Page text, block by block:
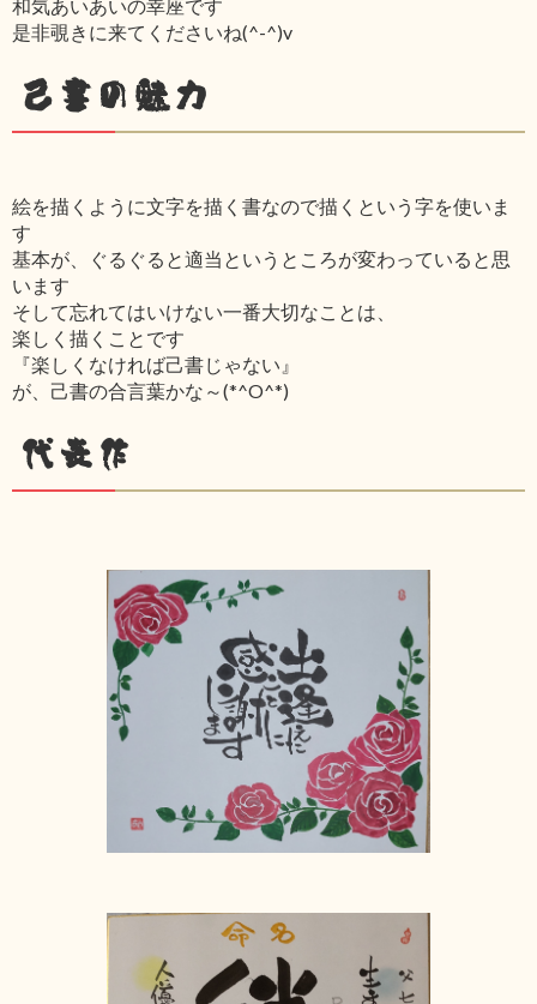
和気あいあいの幸座です
是非覗きに来てくださいね(^-^)v
己書の魅力
絵を描くように文字を描く書なので描くという字を使いま
す
基本が、ぐるぐると適当というところが変わっていると思
います
そして忘れてはいけない一番大切なことは、
楽しく描くことです
『楽しくなければ己書じゃない』
が、己書の合言葉かな～(*^O^*)
代表作